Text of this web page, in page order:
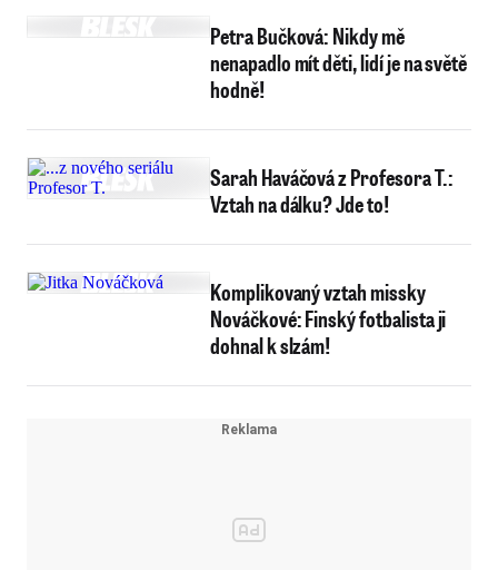
Petra Bučková: Nikdy mě
nenapadlo mít děti, lidí je na světě
hodně!
Sarah Haváčová z Profesora T.:
Vztah na dálku? Jde to!
Komplikovaný vztah missky
Nováčkové: Finský fotbalista ji
dohnal k slzám!